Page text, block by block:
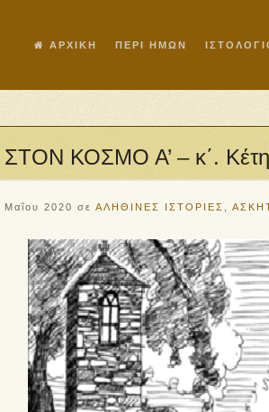
ΑΡΧΙΚΗ ΠΕΡΙ ΗΜΩΝ
ΚΟΣΜΟ Α’ – κ΄. Κέτη
Μαΐου 2020 σε ΑΛΗΘΙΝΕΣ ΙΣΤΟΡΙΕΣ